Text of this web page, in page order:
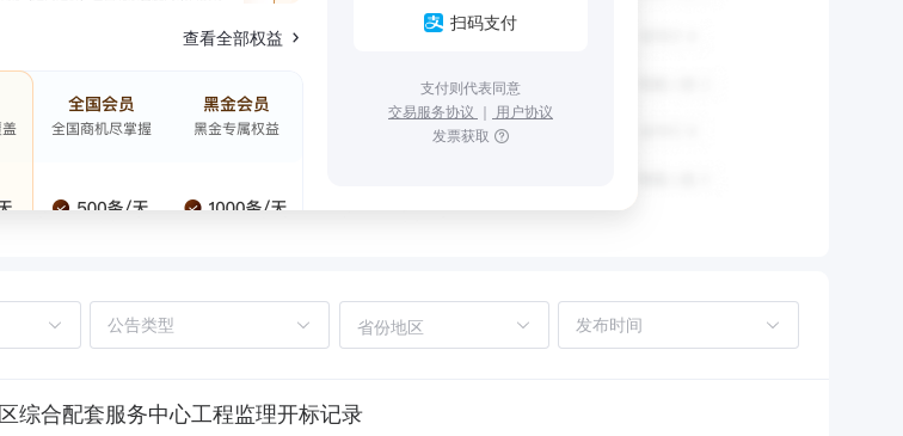
查看全部权益
扫码支付
支付则代表同意
交易服务协议 ｜ 用户协议
发票获取
省份地区
综合配套服务中心工程监理开标记录